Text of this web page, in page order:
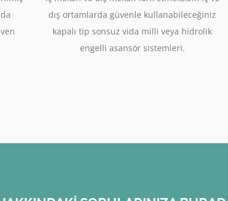
dış ortamlarda güvenle kullanabileceğiniz
kapalı tip sonsuz vida milli veya hidrolik
engelli asansör sistemleri.